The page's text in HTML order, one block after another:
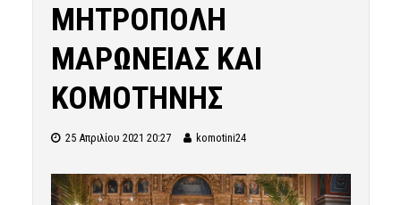
ΜΗΤΡΟΠΟΛΗ
ΜΑΡΩΝΕΙΑΣ ΚΑΙ
ΚΟΜΟΤΗΝΗΣ
25 Απριλίου 2021 20:27 komotini24